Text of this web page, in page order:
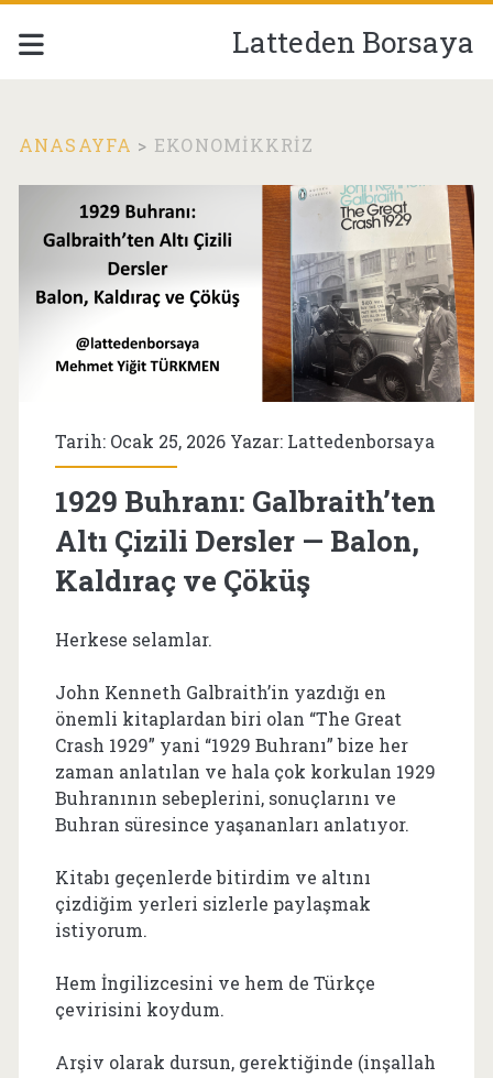
Latteden Borsaya
ANASAYFA > EKONOMIKKRIZ
Etiket:
Tarih: Ocak 25, 2026 Yazar: Lattedenborsaya
1929 Buhranı: Galbraith’ten
Altı Çizili Dersler — Balon,
Kaldıraç ve Çöküş
Herkese selamlar.
John Kenneth Galbraith’in yazdığı en
önemli kitaplardan biri olan “The Great
Crash 1929” yani “1929 Buhranı” bize her
zaman anlatılan ve hala çok korkulan 1929
Buhranının sebeplerini, sonuçlarını ve
Buhran süresince yaşananları anlatıyor.
Kitabı geçenlerde bitirdim ve altını
çizdiğim yerleri sizlerle paylaşmak
istiyorum.
Hem İngilizcesini ve hem de Türkçe
çevirisini koydum.
Arşiv olarak dursun, gerektiğinde (inşallah